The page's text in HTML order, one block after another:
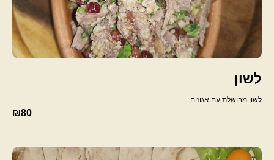
לשון
לשון מבושלת עם אגוזים
₪80